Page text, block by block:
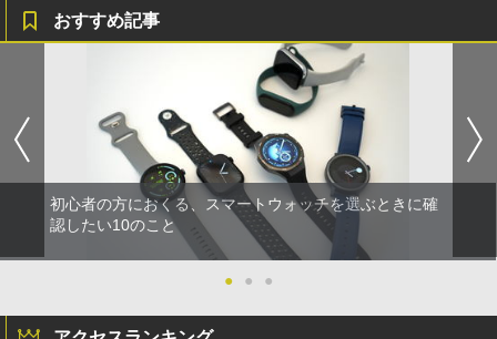
おすすめ記事
初心者の方におくる、スマートウォッチを選ぶときに確
認したい10のこと
● ● ●